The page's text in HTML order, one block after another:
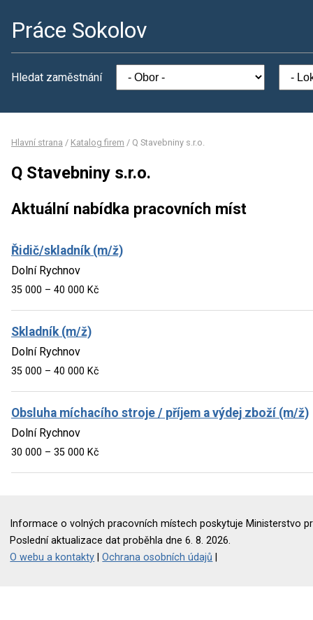
Práce Sokolov
Hledat zaměstnání
Hlavní strana / Katalog firem / Q Stavebniny s.r.o.
Q Stavebniny s.r.o.
Aktuální nabídka pracovních míst
Řidič/skladník (m/ž)
Dolní Rychnov
35 000 – 40 000 Kč
Skladník (m/ž)
Dolní Rychnov
35 000 – 40 000 Kč
Obsluha míchacího stroje / příjem a výdej zboží (m/ž)
Dolní Rychnov
30 000 – 35 000 Kč
Informace o volných pracovních místech poskytuje Ministerstvo
Poslední aktualizace dat proběhla dne 6. 8. 2026.
O webu a kontakty |Ochrana osobních údajů